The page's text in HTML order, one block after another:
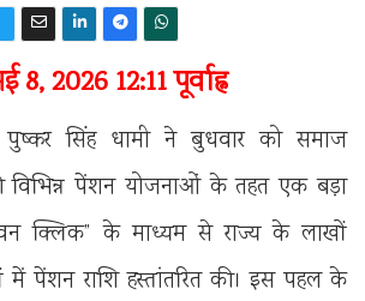
2026 12:11 पूर्वाह्न
पुष्कर सिंह धामीने बुधवार को समाज
विभिन्न पेंशन योजनाओं के तहत एक बड़ा
क्लिक” के माध्यम से राज्य के लाखों
पेंशन राशि हस्तांतरित की। इस पहल के